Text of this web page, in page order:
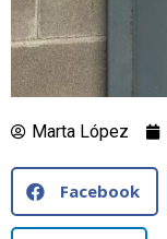
Marta López
Facebook